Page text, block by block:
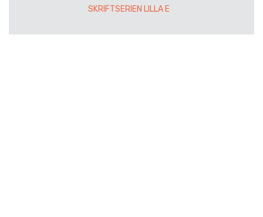
SKRIFTSERIEN LILLA E